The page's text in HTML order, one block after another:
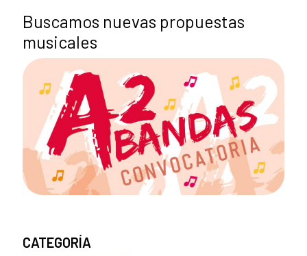
Buscamos nuevas propuestas
musicales
CATEGORÍA